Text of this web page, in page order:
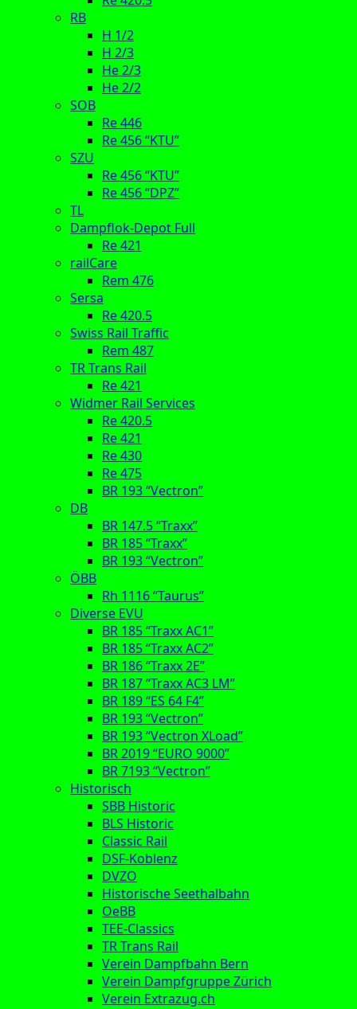
RB
H 1/2
H 2/3
He 2/3
He 2/2
SOB
Re 446
Re 456 “KTU”
SZU
Re 456 “KTU”
Re 456 “DPZ”
TL
Dampflok-Depot Full
Re 421
railCare
Rem 476
Sersa
Re 420.5
Swiss Rail Traffic
Rem 487
TR Trans Rail
Re 421
Widmer Rail Services
Re 420.5
Re 421
Re 430
Re 475
BR 193 “Vectron”
DB
BR 147.5 “Traxx”
BR 185 “Traxx”
BR 193 “Vectron”
ÖBB
Rh 1116 “Taurus”
Diverse EVU
BR 185 “Traxx AC1”
BR 185 “Traxx AC2”
BR 186 “Traxx 2E”
BR 187 “Traxx AC3 LM”
BR 189 “ES 64 F4”
BR 193 “Vectron”
BR 193 “Vectron XLoad”
BR 2019 “EURO 9000”
BR 7193 “Vectron”
Historisch
SBB Historic
BLS Historic
Classic Rail
DSF-Koblenz
DVZO
Historische Seethalbahn
OeBB
TEE-Classics
TR Trans Rail
Verein Dampfbahn Bern
Verein Dampfgruppe Zürich
Verein Extrazug.ch